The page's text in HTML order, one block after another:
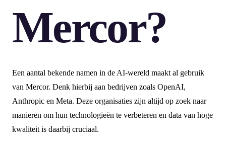
Mercor?
Een aantal bekende namen in de AI-wereld maakt al gebruik
van Mercor. Denk hierbij aan bedrijven zoals OpenAI,
Anthropic en Meta. Deze organisaties zijn altijd op zoek naar
manieren om hun technologieën te verbeteren en data van hoge
kwaliteit is daarbij cruciaal.